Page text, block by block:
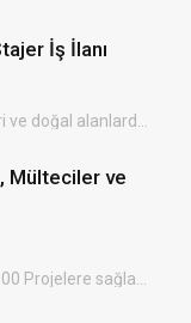
İş İlanı
Mülteciler ve